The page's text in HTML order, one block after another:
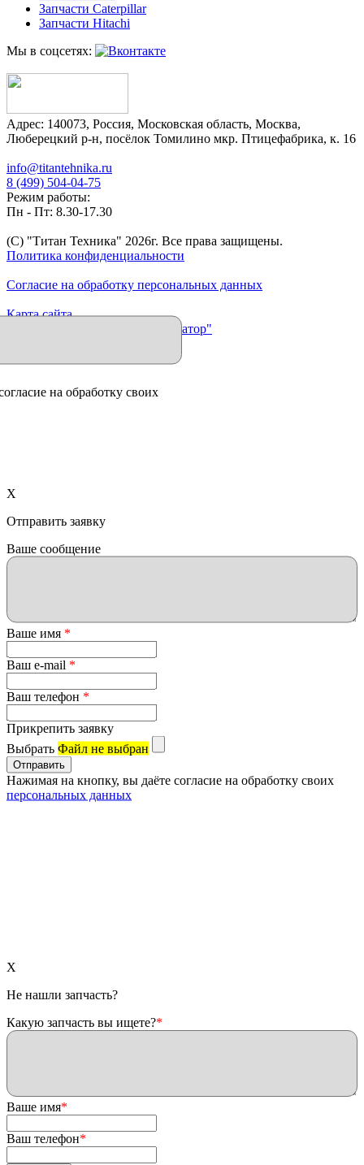
Запчасти Caterpillar
Запчасти Hitachi
Мы в соцсетях:
Адрес: 140073, Россия, Московская область, Москва,
Люберецкий р-н, посёлок Томилино мкр. Птицефабрика, к. 16
info@titantehnika.ru
8 (499) 504-04-75
Режим работы:
Пн - Пт: 8.30-17.30
(C) "Титан Техника" 2026г. Все права защищены.
Политика конфиденциальности
Согласие на обработку персональных данных
Карта сайта
Продвижение сайта "Иллюминатор"
на обработку своих
X
Отправить заявку
Ваше сообщение
Ваше имя *
Ваш e-mail *
Ваш телефон *
Прикрепить заявку
Выбрать Файл не выбран
Нажимая на кнопку, вы даёте согласие на обработку своих
персональных данных
X
Не нашли запчасть?
Какую запчасть вы ищете?*
Ваше имя*
Ваш телефон*